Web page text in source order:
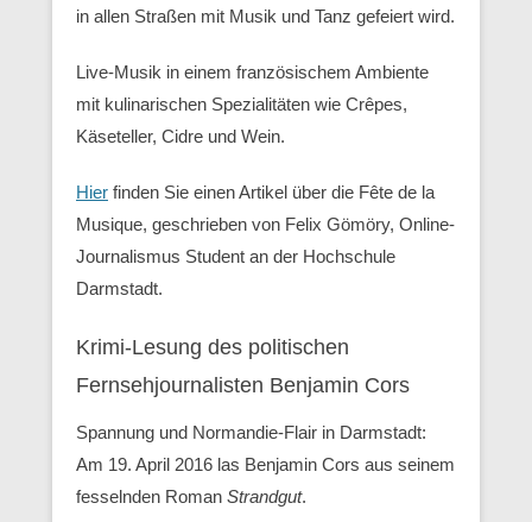
in allen Straßen mit Musik und Tanz gefeiert wird.
Live-Musik in einem französischem Ambiente
mit kulinarischen Spezialitäten wie Crêpes,
Käseteller, Cidre und Wein.
Hier finden Sie einen Artikel über die Fête de la
Musique, geschrieben von Felix Gömöry, Online-
Journalismus Student an der Hochschule
Darmstadt.
Krimi-Lesung des politischen
Fernsehjournalisten Benjamin Cors
Spannung und Normandie-Flair in Darmstadt:
Am 19. April 2016 las Benjamin Cors aus seinem
fesselnden Roman Strandgut.